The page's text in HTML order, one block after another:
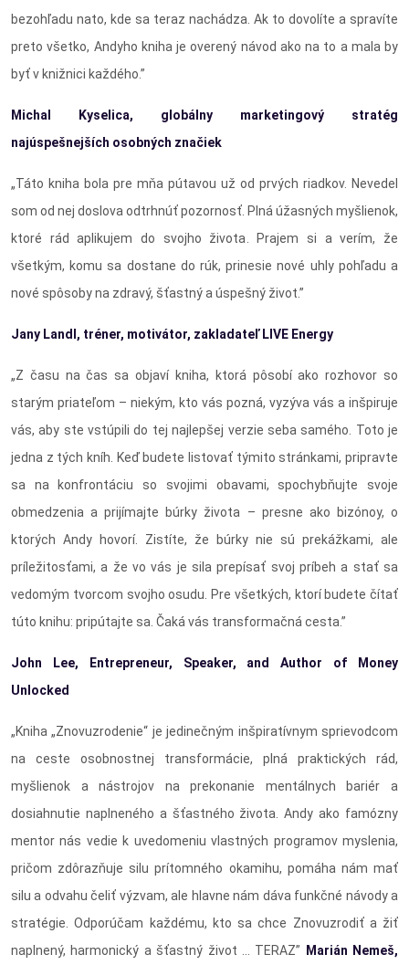
bezohľadu nato, kde sa teraz nachádza. Ak to dovolíte a spravíte
preto všetko, Andyho kniha je overený návod ako na to a mala by
byť v knižnici každého.”
Michal Kyselica, globálny marketingový stratég
najúspešnejších osobných značiek
„Táto kniha bola pre mňa pútavou už od prvých riadkov. Nevedel
som od nej doslova odtrhnúť pozornosť. Plná úžasných myšlienok,
ktoré rád aplikujem do svojho života. Prajem si a verím, že
všetkým, komu sa dostane do rúk, prinesie nové uhly pohľadu a
nové spôsoby na zdravý, šťastný a úspešný život.”
Jany Landl, tréner, motivátor, zakladateľ LIVE Energy
„Z času na čas sa objaví kniha, ktorá pôsobí ako rozhovor so
starým priateľom – niekým, kto vás pozná, vyzýva vás a inšpiruje
vás, aby ste vstúpili do tej najlepšej verzie seba samého. Toto je
jedna z tých kníh. Keď budete listovať týmito stránkami, pripravte
sa na konfrontáciu so svojimi obavami, spochybňujte svoje
obmedzenia a prijímajte búrky života – presne ako bizónoy, o
ktorých Andy hovorí. Zistíte, že búrky nie sú prekážkami, ale
príležitosťami, a že vo vás je sila prepísať svoj príbeh a stať sa
vedomým tvorcom svojho osudu. Pre všetkých, ktorí budete čítať
túto knihu: pripútajte sa. Čaká vás transformačná cesta.”
John Lee, Entrepreneur, Speaker, and Author of Money
Unlocked
„Kniha „Znovuzrodenie“ je jedinečným inšpiratívnym sprievodcom
na ceste osobnostnej transformácie, plná praktických rád,
myšlienok a nástrojov na prekonanie mentálnych bariér a
dosiahnutie naplneného a šťastného života. Andy ako famózny
mentor nás vedie k uvedomeniu vlastných programov myslenia,
pričom zdôrazňuje silu prítomného okamihu, pomáha nám mať
silu a odvahu čeliť výzvam, ale hlavne nám dáva funkčné návody a
stratégie. Odporúčam každému, kto sa chce Znovuzrodiť a žiť
naplnený, harmonický a šťastný život ... TERAZ”
Marián Nemeš,